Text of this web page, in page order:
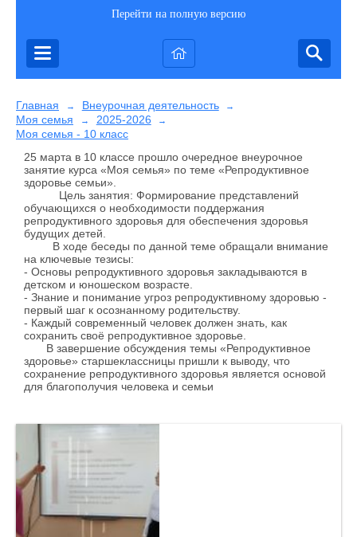
Перейти на полную версию
Главная → Внеурочная деятельность →
Моя семья → 2025-2026 →
Моя семья - 10 класс
25 марта в 10 классе прошло очередное внеурочное
занятие курса «Моя семья» по теме «Репродуктивное
здоровье семьи».
Цель занятия: Формирование представлений
обучающихся о необходимости поддержания
репродуктивного здоровья для обеспечения здоровья
будущих детей.
В ходе беседы по данной теме обращали внимание
на ключевые тезисы:
- Основы репродуктивного здоровья закладываются в
детском и юношеском возрасте.
- Знание и понимание угроз репродуктивному здоровью -
первый шаг к осознанному родительству.
- Каждый современный человек должен знать, как
сохранить своё репродуктивное здоровье.
В завершение обсуждения темы «Репродуктивное
здоровье» старшеклассницы пришли к выводу, что
сохранение репродуктивного здоровья является основой
для благополучия человека и семьи